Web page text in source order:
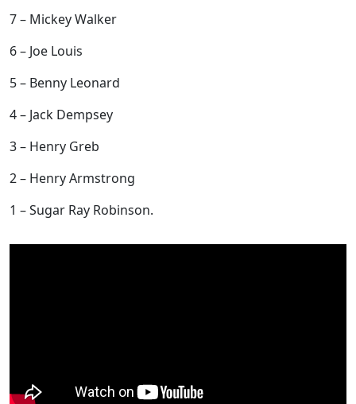
7 – Mickey Walker
6 – Joe Louis
5 – Benny Leonard
4 – Jack Dempsey
3 – Henry Greb
2 – Henry Armstrong
1 – Sugar Ray Robinson.